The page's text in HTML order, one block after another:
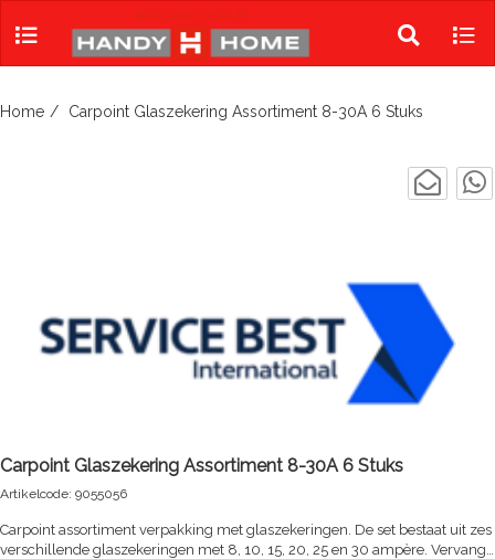
Toggle
search
Home Carpoint Glaszekering Assortiment 8-30A 6 Stuks
Carpoint Glaszekering Assortiment 8-30A 6 Stuks
Artikelcode: 9055056
Carpoint assortiment verpakking met glaszekeringen. De set bestaat uit zes
verschillende glaszekeringen met 8, 10, 15, 20, 25 en 30 ampère. Vervang